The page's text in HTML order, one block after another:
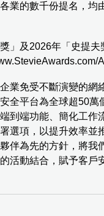
業的數千份提名，均
」及2026年「史提夫
業免受不斷演變的網
全平台為全球超50萬
到端功能、簡化工作
選項，以提升效率並
伴為先的方針，將我
活動結合，賦予客戶